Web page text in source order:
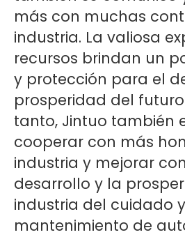
más con muchas
industria. La valiosa
recursos brindan un
y protección para el
prosperidad del
tanto, Jintuo también
cooperar con más
industria y mejorar
desarrollo y la
industria del cuidado y
mantenimiento de